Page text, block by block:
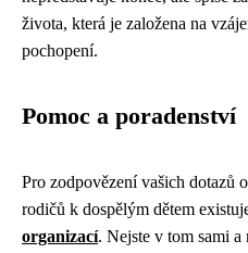
života, která je založena na
pochopení.
Pomoc a poradenství
Pro zodpovězení vašich dotazů
rodičů k dospělým dětem
organizací. Nejste v tom sami